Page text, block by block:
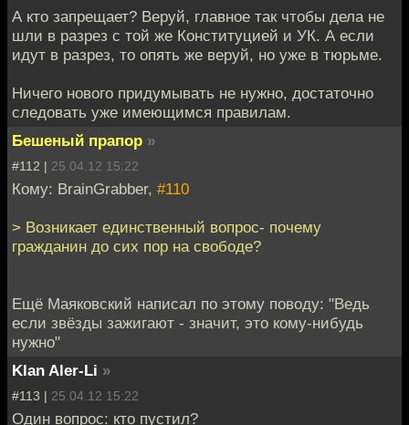
А кто запрещает? Веруй, главное так чтобы дела не
шли в разрез с той же Конституцией и УК. А если
идут в разрез, то опять же веруй, но уже в тюрьме.
Ничего нового придумывать не нужно, достаточно
следовать уже имеющимся правилам.
Бешеный прапор »
#112 | 25.04.12 15:22
Кому: BrainGrabber, #110
> Возникает единственный вопрос- почему
гражданин до сих пор на свободе?
Ещё Маяковский написал по этому поводу: "Ведь
если звёзды зажигают - значит, это кому-нибудь
нужно"
Klan Aler-Li »
#113 | 25.04.12 15:22
Один вопрос: кто пустил?